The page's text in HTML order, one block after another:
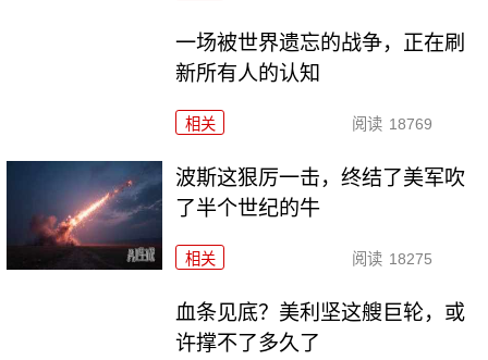
一场被世界遗忘的战争，正在刷
新所有人的认知
相关 阅读 18769
波斯这狠厉一击，终结了美军吹
了半个世纪的牛
相关 阅读 18275
血条见底？美利坚这艘巨轮，或
许撑不了多久了